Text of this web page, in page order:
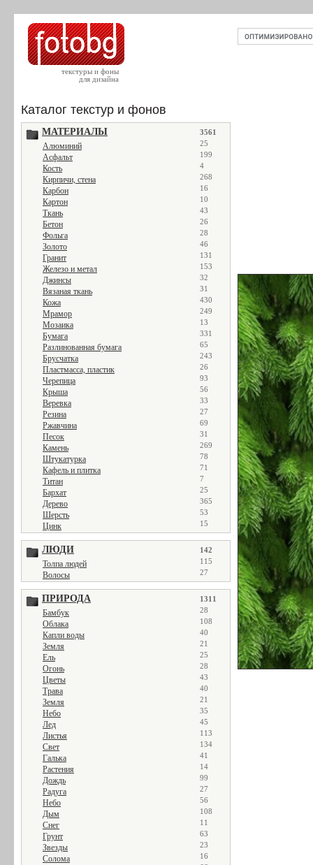
текстуры и фоны
для дизайна
Каталог текстур и фонов
МАТЕРИАЛЫ 3561
Алюминий 25
Асфальт 199
Кость 4
Кирпичи, стена 268
Карбон 16
Картон 10
Ткань 43
Бетон 26
Фольга 28
Золото 46
Гранит 131
Железо и метал 153
Джинсы 32
Вязаная ткань 31
Кожа 430
Мрамор 249
Мозаика 13
Бумага 331
Разлинованная бумага 65
Брусчатка 243
Пластмасса, пластик 26
Черепица 93
Крыша 56
Веревка 33
Резина 27
Ржавчина 69
Песок 31
Камень 269
Штукатурка 78
Кафель и плитка 71
Титан 7
Бархат 25
Дерево 365
Шерсть 53
Цинк 15
ЛЮДИ 142
Толпа людей 115
Волосы 27
ПРИРОДА 1311
Бамбук 28
Облака 108
Капли воды 40
Земля 21
Ель 25
Огонь 28
Цветы 43
Трава 40
Земля 21
Небо 35
Лед 45
Листья 113
Свет 134
Галька 41
Растения 14
Дождь 99
Радуга 27
Небо 56
Дым 108
Снег 11
Грунт 63
Звезды 23
Солома 16